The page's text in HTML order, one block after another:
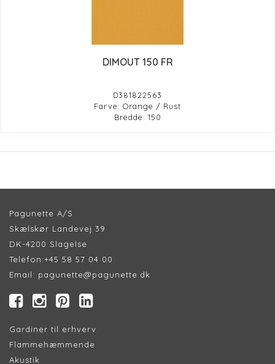
DIMOUT 150 FR
D381822563
Farve: Orange / Rust
Bredde: 150
Pagunette A/S
Skælskør Landevej 39
DK-4200 Slagelse
Telefon:+45 58 57 04 00
Email: pagunette@pagunette.dk
Gardiner til erhverv
Flammehæmmende
Akustik